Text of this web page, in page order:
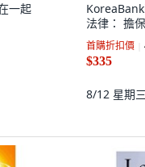
一起
法律： 擔
首購折扣價
$335
8/12 星期三